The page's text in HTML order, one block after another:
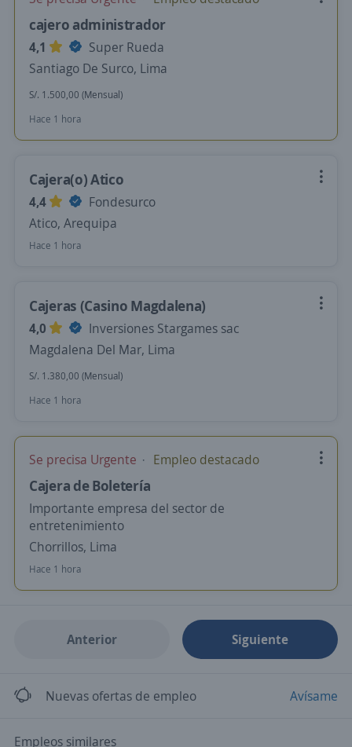
cajero administrador
4,1
Super Rueda
Santiago De Surco, Lima
S/. 1.500,00 (Mensual)
Hace 1 hora
Cajera(o) Atico
4,4
Fondesurco
Atico, Arequipa
Hace 1 hora
Cajeras (Casino Magdalena)
4,0
Inversiones Stargames sac
Magdalena Del Mar, Lima
S/. 1.380,00 (Mensual)
Hace 1 hora
Se precisa Urgente Empleo destacado
Cajera de Boletería
Importante empresa del sector de
entretenimiento
Chorrillos, Lima
Hace 1 hora
Anterior Siguiente
Nuevas ofertas de empleo Avísame
Empleos similares